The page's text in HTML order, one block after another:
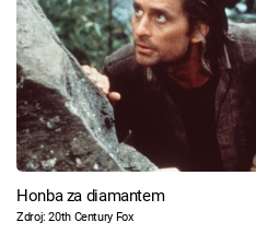
Honba za diamantem
Zdroj: 20th Century Fox